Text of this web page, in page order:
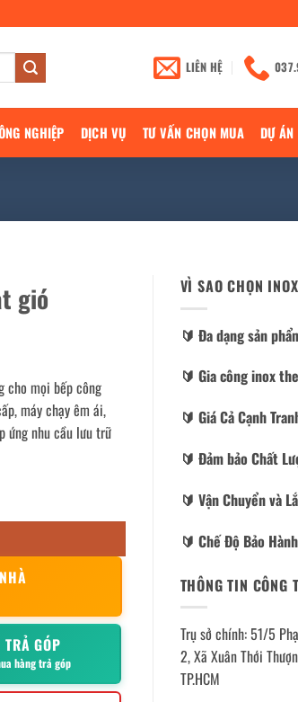
LIÊN HỆ
NGHIỆP DỊCH VỤ TƯ VẤN CHỌN MUA DỰ
gió
cho mọi bếp công
máy chạy êm ái,
ứng nhu cầu lưu trữ
GÓP
hàng trả góp
VÌ SAO CHỌN
🔰️ Đa dạng sản
🔰️ Gia công inox
🔰️ Giá Cả Cạnh
🔰️ Đảm bảo Chất
🔰️ Vận Chuyển và
🔰️ Chế Độ Bảo
THÔNG TIN CÔNG
Trụ sở chính: 51/5
2, Xã Xuân Thới
TP.HCM